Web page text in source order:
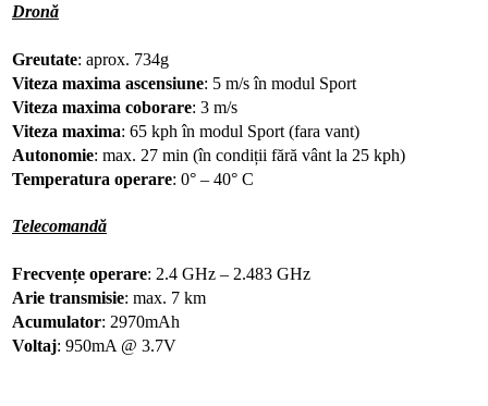
Dronă
Greutate: aprox. 734g
Viteza maxima ascensiune: 5 m/s în modul Sport
Viteza maxima coborare: 3 m/s
Viteza maxima: 65 kph în modul Sport (fara vant)
Autonomie: max. 27 min (în condiții fără vânt la 25 kph)
Temperatura operare: 0° – 40° C
Telecomandă
Frecvențe operare: 2.4 GHz – 2.483 GHz
Arie transmisie: max. 7 km
Acumulator: 2970mAh
Voltaj: 950mA @ 3.7V